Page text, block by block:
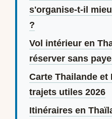
s'organise-t-il
?
Vol intérieur en
réserver sans
Carte Thailande
trajets utiles 2026
Itinéraires en